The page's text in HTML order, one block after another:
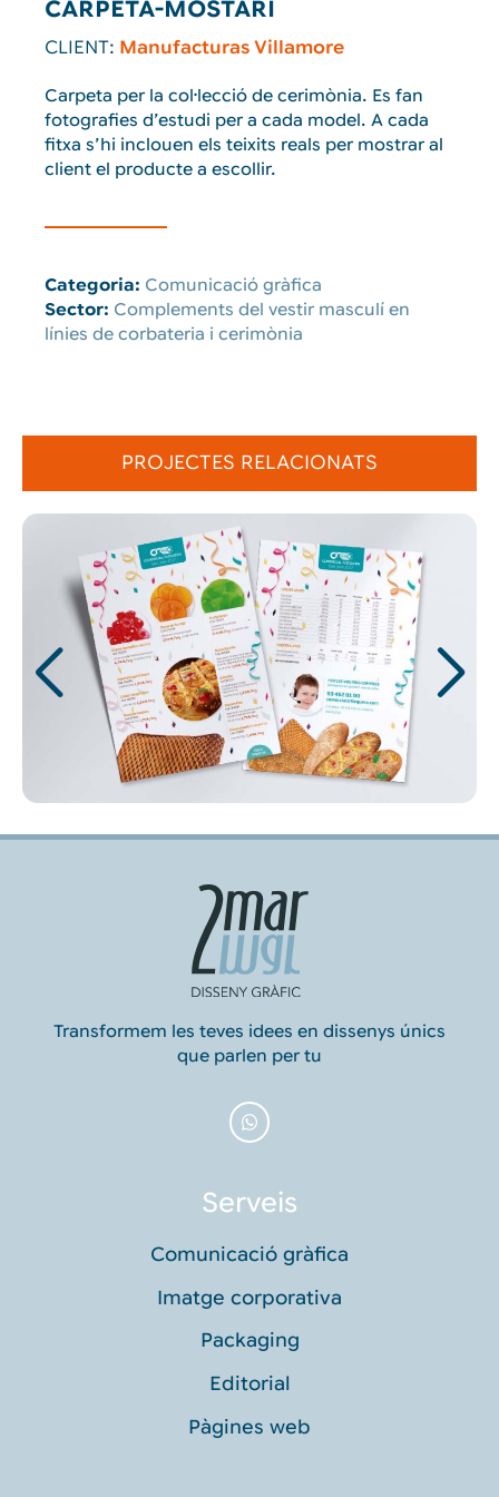
CARPETA-MOSTARI
CLIENT: Manufacturas Villamore
Carpeta per la col·lecció de cerimònia. Es fan
fotografies d’estudi per a cada model. A cada
fitxa s’hi inclouen els teixits reals per mostrar al
client el producte a escollir.
Categoria: Comunicació gràfica
Sector: Complements del vestir masculí en
línies de corbateria i cerimònia
PROJECTES RELACIONATS
Transformem les teves idees en dissenys únics
que parlen per tu
Serveis
Comunicació gràfica
Imatge corporativa
Packaging
Editorial
Pàgines web